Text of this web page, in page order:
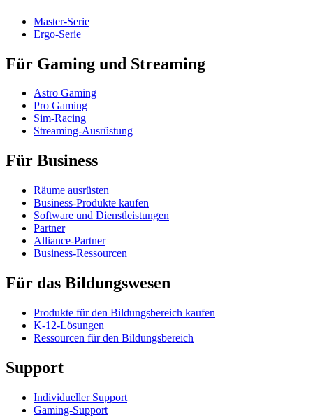
Master-Serie
Ergo-Serie
Für Gaming und Streaming
Astro Gaming
Pro Gaming
Sim-Racing
Streaming-Ausrüstung
Für Business
Räume ausrüsten
Business-Produkte kaufen
Software und Dienstleistungen
Partner
Alliance-Partner
Business-Ressourcen
Für das Bildungswesen
Produkte für den Bildungsbereich kaufen
K-12-Lösungen
Ressourcen für den Bildungsbereich
Support
Individueller Support
Gaming-Support